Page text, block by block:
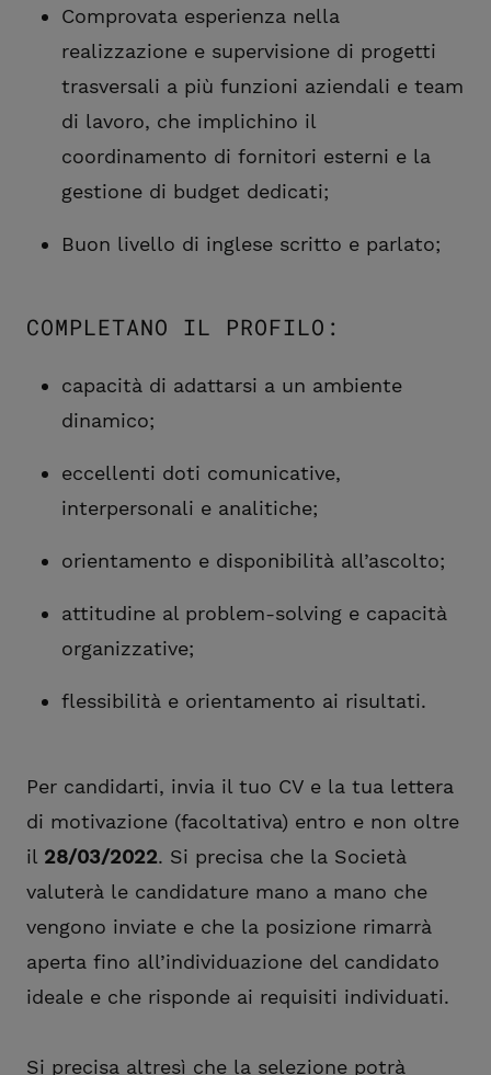
Comprovata esperienza nella
realizzazione e supervisione di progetti
trasversali a più funzioni aziendali e team
di lavoro, che implichino il
coordinamento di fornitori esterni e la
gestione di budget dedicati;
Buon livello di inglese scritto e parlato;
COMPLETANO IL PROFILO:
capacità di adattarsi a un ambiente
dinamico;
eccellenti doti comunicative,
interpersonali e analitiche;
orientamento e disponibilità all’ascolto;
attitudine al problem-solving e capacità
organizzative;
flessibilità e orientamento ai risultati.
Per candidarti, invia il tuo CV e la tua lettera
di motivazione (facoltativa) entro e non oltre
il 28/03/2022. Si precisa che la Società
valuterà le candidature mano a mano che
vengono inviate e che la posizione rimarrà
aperta fino all’individuazione del candidato
ideale e che risponde ai requisiti individuati.
Si precisa altresì che la selezione potrà